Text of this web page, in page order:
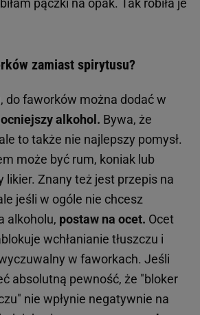
zamiast spirytusu?
do faworków można dodać w
alkohol. Bywa, że
to także nie najlepszy pomysł.
może być rum, koniak lub
likier. Znany też jest przepis na
jeśli w ogóle nie chcesz
alkoholu, postaw na ocet. Ocet
wchłanianie tłuszczu i
w faworkach. Jeśli
absolutną pewność, że "bloker
nie wpłynie negatywnie na